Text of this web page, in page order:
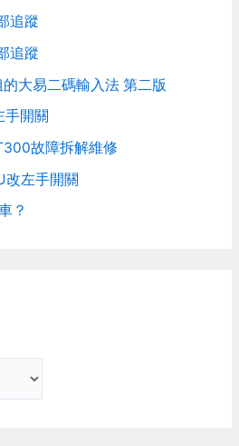
追蹤
追蹤
大易二碼輸入法 第二版
手開關
故障拆解維修
改左手開關
？